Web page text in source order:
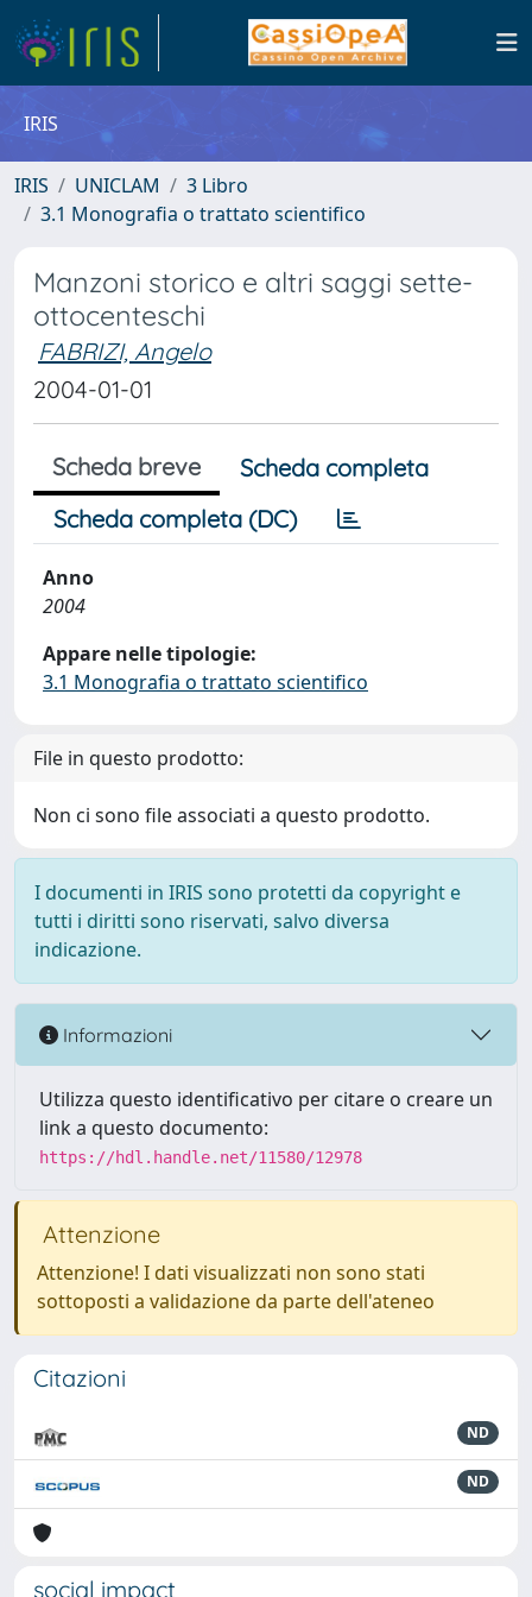
IRIS
IRIS UNICLAM
3 Libro
3.1 Monografia o trattato scientifico
Manzoni storico e altri saggi sette-
ottocenteschi
FABRIZI, Angelo
2004-01-01
Scheda breve
Scheda completa
Scheda completa (DC)
Anno
2004
Appare nelle tipologie:
3.1 Monografia o trattato scientifico
File in questo prodotto:
Non ci sono file associati a questo prodotto.
I documenti in IRIS sono protetti da copyright e
tutti i diritti sono riservati, salvo diversa
indicazione.
Informazioni
Utilizza questo identificativo per citare o creare un
link a questo documento:
https://hdl.handle.net/11580/12978
Attenzione
Attenzione! I dati visualizzati non sono stati
sottoposti a validazione da parte dell'ateneo
Citazioni
ND
ND
social impact